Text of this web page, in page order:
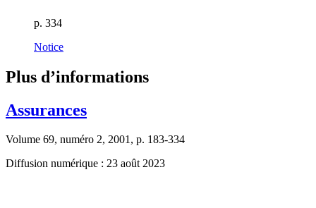
p. 334
Notice
Plus d’informations
Assurances
Volume 69, numéro 2, 2001, p. 183-334
Diffusion numérique : 23 août 2023